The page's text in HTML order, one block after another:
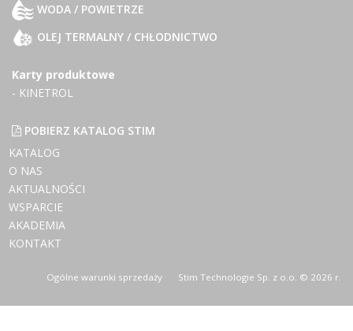
WODA / POWIETRZE
OLEJ TERMALNY / CHŁODNICTWO
Karty produktowe
- KINETROL
POBIERZ KATALOG STIM
KATALOG
O NAS
AKTUALNOŚCI
WSPARCIE
AKADEMIA
KONTAKT
Stim Technologie Sp. z o.o. © 2026 r.
Ogólne warunki sprzedaży